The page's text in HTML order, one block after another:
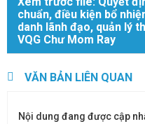
chuẩn, điều kiện bổ
danh lãnh đạo, quản lý
VQG Chư Mom Ray
VĂN BẢN LIÊN QUAN
Nội dung đang được cập